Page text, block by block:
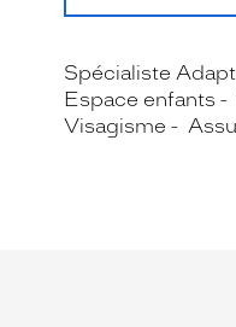
Spécialiste
Espace enfants
Visagisme